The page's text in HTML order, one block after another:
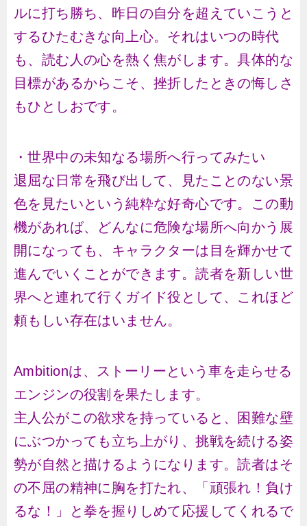
ルに打ち勝ち、昨日の自分を超えていこうと
するひたむきな向上心。それはいつの時代
も、読む人の心を熱く焦がします。具体的な
目標があるからこそ、挫折したときの悔しさ
もひとしおです。
・世界中の未知なる場所へ行ってみたい
退屈な日常を飛び出して、見たことのない景
色を見たいという純粋な好奇心です。この動
機があれば、どんなに危険な場所へ向かう展
開になっても、キャラクターは目を輝かせて
進んでいくことができます。読者を新しい世
界へと連れて行くガイド役として、これほど
頼もしい存在はいません。
Ambitionは、ストーリーという車を走らせる
エンジンの役割を果たします。
主人公がこの欲求を持っていると、困難な壁
にぶつかっても立ち上がり、挑戦を続ける姿
勢が自然と描けるようになります。読者はそ
の不屈の精神に胸を打たれ、「頑張れ！負け
るな！」と拳を握りしめて応援してくれるで